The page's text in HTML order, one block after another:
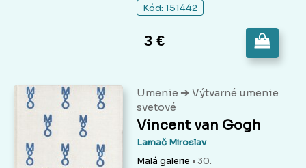
Kód: 151442
3 €
Umenie ➔ Výtvarné umenie
svetové
Vincent van Gogh
Lamač Miroslav
Malá galerie • 30.